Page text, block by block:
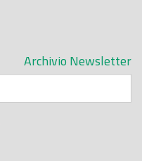
Archivio Newsletter